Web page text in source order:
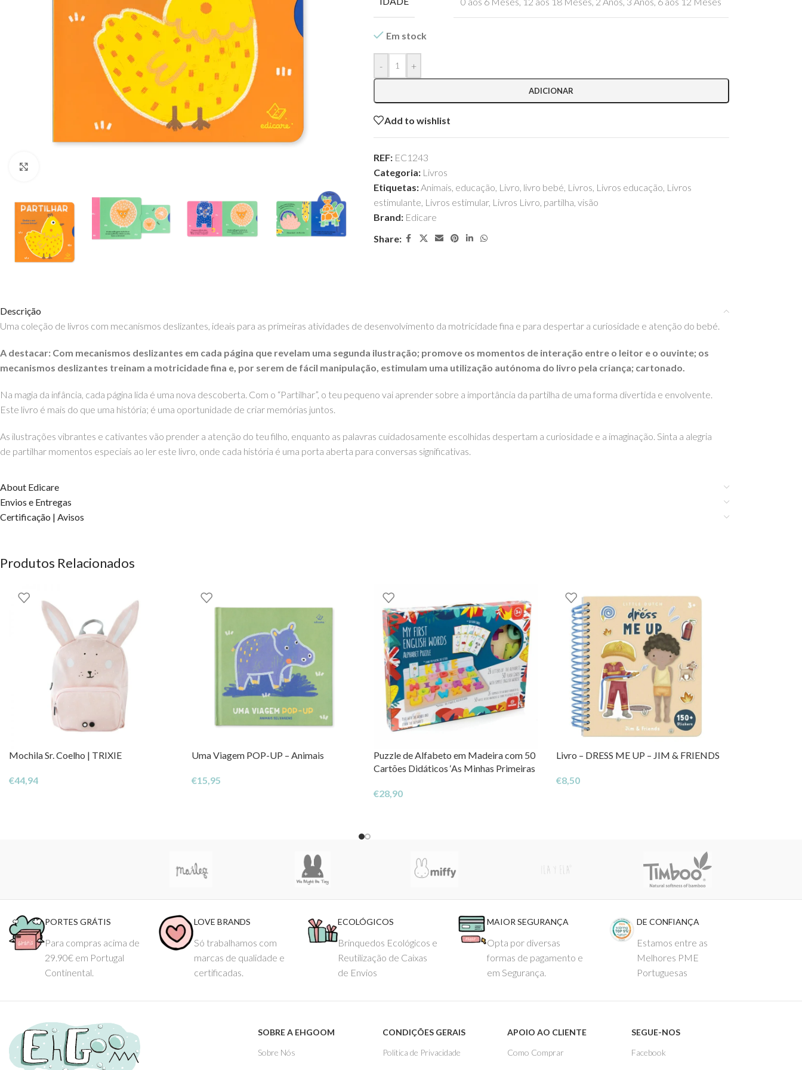
Em stock
- +
ADICIONAR
Add to wishlist
REF: EC1243
Categoria: Livros
Etiquetas:Animais, educação, Livro, livro bebé, Livros, Livros educação, Livros
estimulante, Livros estimular, Livros Livro, partilha, visão
Brand: Edicare
Share:
Descrição
Uma coleção de livros com mecanismos deslizantes, ideais para as primeiras atividades de desenvolvimento da motricidade fina e para despertar a curiosidade e atenção do bebé.
A destacar: Com mecanismos deslizantes em cada página que revelam uma segunda ilustração; promove os momentos de interação entre o leitor e o ouvinte; os
mecanismos deslizantes treinam a motricidade fina e, por serem de fácil manipulação, estimulam uma utilização autónoma do livro pela criança; cartonado.
Na magia da infância, cada página lida é uma nova descoberta. Com o “Partilhar”, o teu pequeno vai aprender sobre a importância da partilha de uma forma divertida e envolvente.
Este livro é mais do que uma história; é uma oportunidade de criar memórias juntos.
As ilustrações vibrantes e cativantes vão prender a atenção do teu filho, enquanto as palavras cuidadosamente escolhidas despertam a curiosidade e a imaginação. Sinta a alegria
de partilhar momentos especiais ao ler este livro, onde cada história é uma porta aberta para conversas significativas.
Ilustrações coloridas e atrativas.
Texto acessível e envolvente.
Deixa que o “Partilhar” faça parte da tua rotina de leitura e crie laços ainda mais fortes. Cada página é uma nova oportunidade para ensinar e aprender juntos.
Podes encontrar este e outros artigos incríveis da esta marca aqui na EhGoom.
OS DIREITOS DOS CONTEÚDOS ESTÃO RESERVADOS À EHGOOM – TOYS WITH STORIES®️
About Edicare
Envios e Entregas
Certificação | Avisos
Produtos Relacionados
Mochila Sr. Coelho | TRIXIE
€44,94
Uma Viagem POP-UP – Animais
€15,95
Puzzle de Alfabeto em Madeira com 50
Cartões Didáticos ‘As Minhas Primeiras
€28,90
Livro – DRESS ME UP – JIM & FRIENDS
€8,50
PORTES GRÁTIS
Para compras acima de
29.90€ em Portugal
Continental.
LOVE BRANDS
Só trabalhamos com
marcas de qualidade e
certificadas.
ECOLÓGICOS
Brinquedos Ecológicos e
Reutilização de Caixas
de Envios
MAIOR SEGURANÇA
Opta por diversas
formas de pagamento e
em Segurança.
DE CONFIANÇA
Estamos entre as
Melhores PME
Portuguesas
SOBRE A EHGOOM
Sobre Nós
CONDIÇÕES GERAIS
Politica de Privacidade
APOIO AO CLIENTE
Como Comprar
SEGUE-NOS
Facebook